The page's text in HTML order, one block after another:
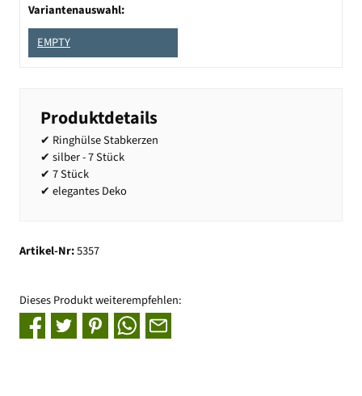
Variantenauswahl:
EMPTY
Produktdetails
✔ Ringhülse Stabkerzen
✔ silber - 7 Stück
✔ 7 Stück
✔ elegantes Deko
Artikel-Nr:5357
Dieses Produkt weiterempfehlen: